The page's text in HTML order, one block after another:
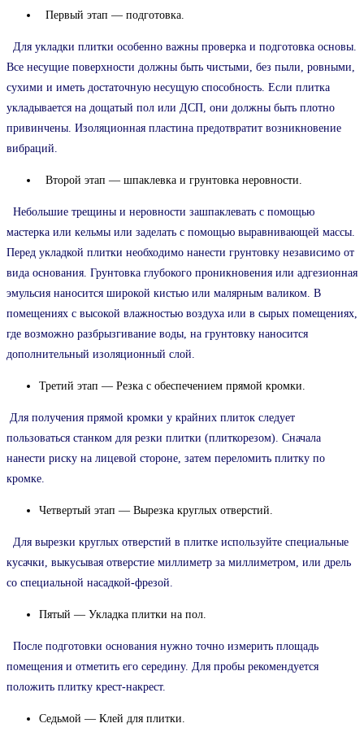
Первый этап — подготовка.
Для укладки плитки особенно важны проверка и подготовка основы.
Все несущие поверхности должны быть чистыми, без пыли, ровными,
сухими и иметь достаточную несущую способность. Если плитка
укладывается на дощатый пол или ДСП, они должны быть плотно
привинчены. Изоляционная пластина предотвратит возникновение
вибраций.
Второй этап — шпаклевка и грунтовка неровности.
Небольшие трещины и неровности зашпаклевать с помощью
мастерка или кельмы или заделать с помощью выравнивающей массы.
Перед укладкой плитки необходимо нанести грунтовку независимо от
вида основания. Грунтовка глубокого проникновения или адгезионная
эмульсия наносится широкой кистью или малярным валиком. В
помещениях с высокой влажностью воздуха или в сырых помещениях,
где возможно разбрызгивание воды, на грунтовку наносится
дополнительный изоляционный слой.
Третий этап — Резка с обеспечением прямой кромки.
Для получения прямой кромки у крайних плиток следует
пользоваться станком для резки плитки (плиткорезом). Сначала
нанести риску на лицевой стороне, затем переломить плитку по
кромке.
Четвертый этап — Вырезка круглых отверстий.
Для вырезки круглых отверстий в плитке используйте специальные
кусачки, выкусывая отверстие миллиметр за миллиметром, или дрель
со специальной насадкой-фрезой.
Пятый — Укладка плитки на пол.
После подготовки основания нужно точно измерить площадь
помещения и отметить его середину. Для пробы рекомендуется
положить плитку крест-накрест.
Седьмой — Клей для плитки.